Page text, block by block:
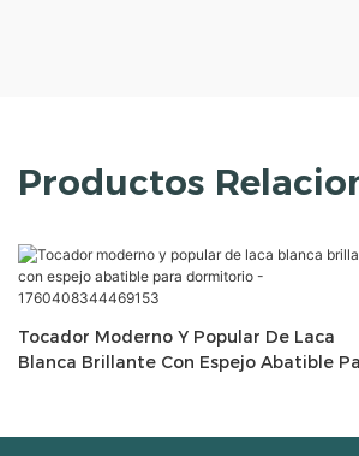
Productos
Tocador Moderno Y Popular De Laca
Blanca Brillante Con Espejo Abatible